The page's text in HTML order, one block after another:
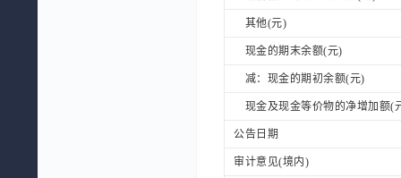
其他(元)
现金的期末余额(元)
减：现金的期初余额(元)
现金及现金等价物的净增加额(
公告日期
审计意见(境内)